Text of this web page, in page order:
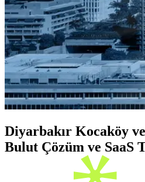
Diyarbakır Kocaköy
Bulut Çözüm ve SaaS